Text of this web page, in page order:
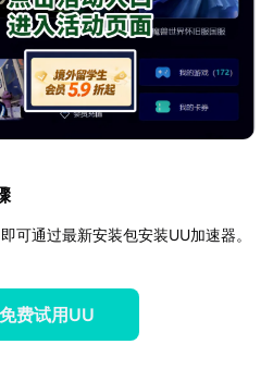
可通过最新安装包安装UU加速器。
费试用UU